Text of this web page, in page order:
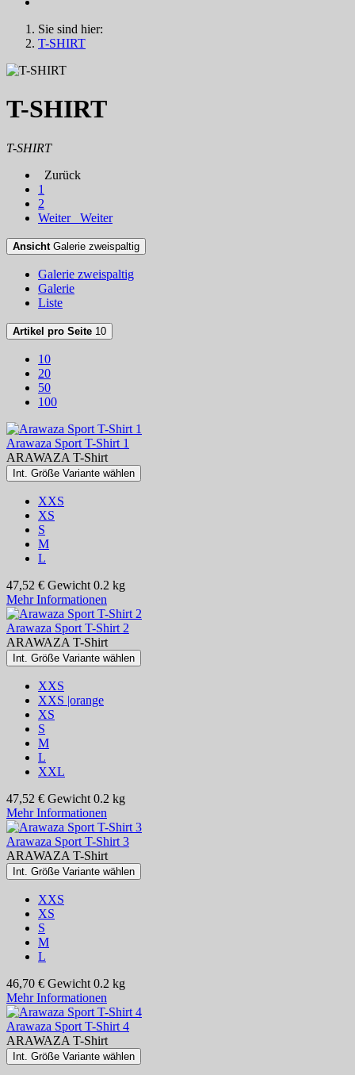
Sie sind hier:
T-SHIRT
T-SHIRT
T-SHIRT
Zurück
1
2
Weiter
Weiter
Ansicht Galerie zweispaltig
Galerie zweispaltig
Galerie
Liste
Artikel pro Seite 10
10
20
50
100
Arawaza Sport T-Shirt 1
ARAWAZA T-Shirt
Int. Größe Variante wählen
XXS
XS
S
M
L
47,52 € Gewicht 0.2 kg
Mehr Informationen
Arawaza Sport T-Shirt 2
ARAWAZA T-Shirt
Int. Größe Variante wählen
XXS
XXS |orange
XS
S
M
L
XXL
47,52 € Gewicht 0.2 kg
Mehr Informationen
Arawaza Sport T-Shirt 3
ARAWAZA T-Shirt
Int. Größe Variante wählen
XXS
XS
S
M
L
46,70 € Gewicht 0.2 kg
Mehr Informationen
Arawaza Sport T-Shirt 4
ARAWAZA T-Shirt
Int. Größe Variante wählen